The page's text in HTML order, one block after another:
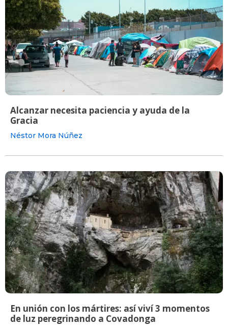
Alcanzar necesita paciencia y ayuda de la
Gracia
Néstor Mora Núñez
En unión con los mártires: así viví 3 momentos
de luz peregrinando a Covadonga